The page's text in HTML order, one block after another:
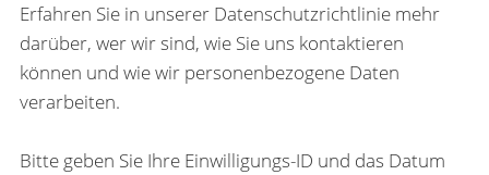
Erfahren Sie in unserer Datenschutzrichtlinie mehr
darüber, wer wir sind, wie Sie uns kontaktieren
können und wie wir personenbezogene Daten
verarbeiten.
Bitte geben Sie Ihre Einwilligungs-ID und das Datum